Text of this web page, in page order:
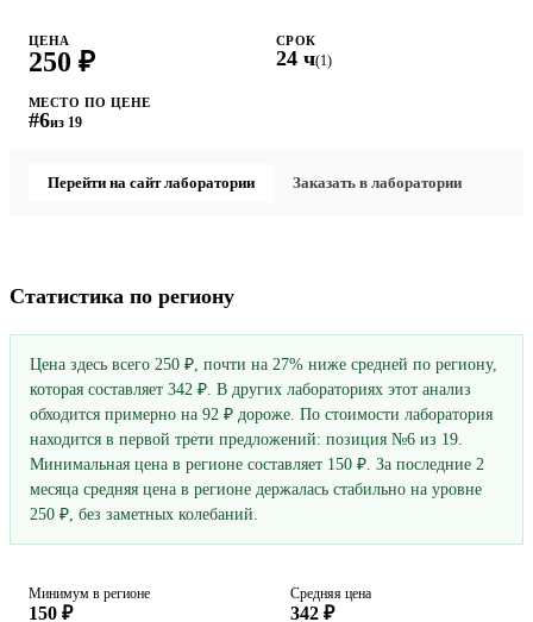
ЦЕНА
250 ₽
СРОК
24 ч(1)
МЕСТО ПО ЦЕНЕ
#6из 19
Перейти на сайт лаборатории Заказать в лаборатории
Статистика по региону
Цена здесь всего 250 ₽, почти на 27% ниже средней по региону,
которая составляет 342 ₽. В других лабораториях этот анализ
обходится примерно на 92 ₽ дороже. По стоимости лаборатория
находится в первой трети предложений: позиция №6 из 19.
Минимальная цена в регионе составляет 150 ₽. За последние 2
месяца средняя цена в регионе держалась стабильно на уровне
250 ₽, без заметных колебаний.
Минимум в регионе
150 ₽
Средняя цена
342 ₽